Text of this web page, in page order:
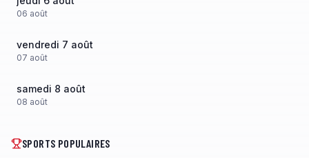
06 août
vendredi 7 août
07 août
samedi 8 août
08 août
SPORTS POPULAIRES